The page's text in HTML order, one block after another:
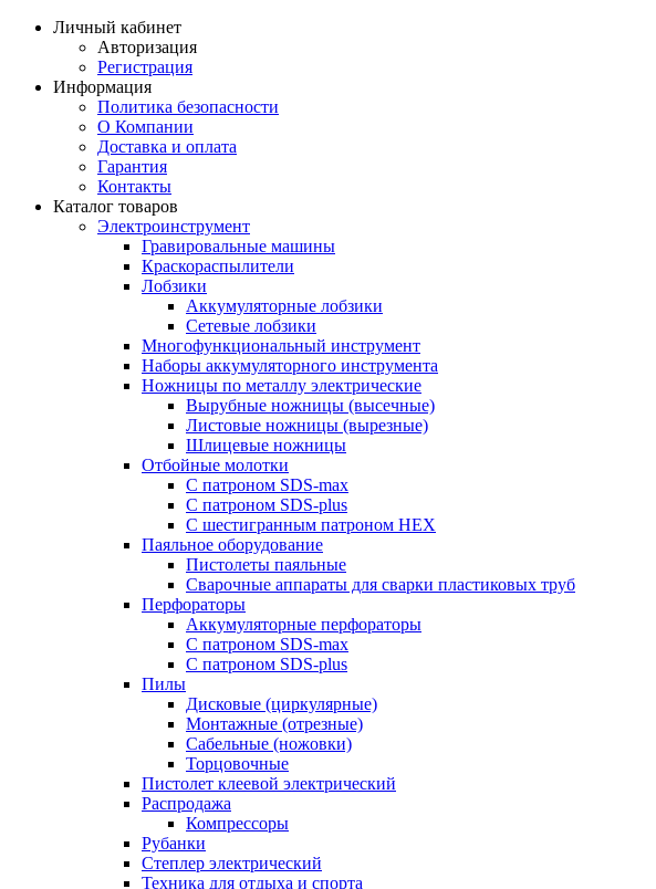
Личный кабинет
Авторизация
Регистрация
Информация
Политика безопасности
О Компании
Доставка и оплата
Гарантия
Контакты
Каталог товаров
Электроинструмент
Гравировальные машины
Краскораспылители
Лобзики
Аккумуляторные лобзики
Сетевые лобзики
Многофункциональный инструмент
Наборы аккумуляторного инструмента
Ножницы по металлу электрические
Вырубные ножницы (высечные)
Листовые ножницы (вырезные)
Шлицевые ножницы
Отбойные молотки
С патроном SDS-max
С патроном SDS-plus
С шестигранным патроном HEX
Паяльное оборудование
Пистолеты паяльные
Сварочные аппараты для сварки пластиковых труб
Перфораторы
Аккумуляторные перфораторы
С патроном SDS-max
С патроном SDS-plus
Пилы
Дисковые (циркулярные)
Монтажные (отрезные)
Сабельные (ножовки)
Торцовочные
Пистолет клеевой электрический
Распродажа
Компрессоры
Рубанки
Степлер электрический
Техника для отдыха и спорта